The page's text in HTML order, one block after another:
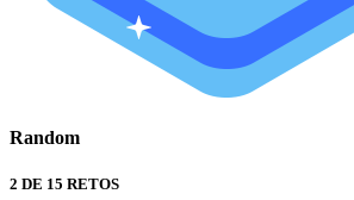
Random
2 DE 15 RETOS